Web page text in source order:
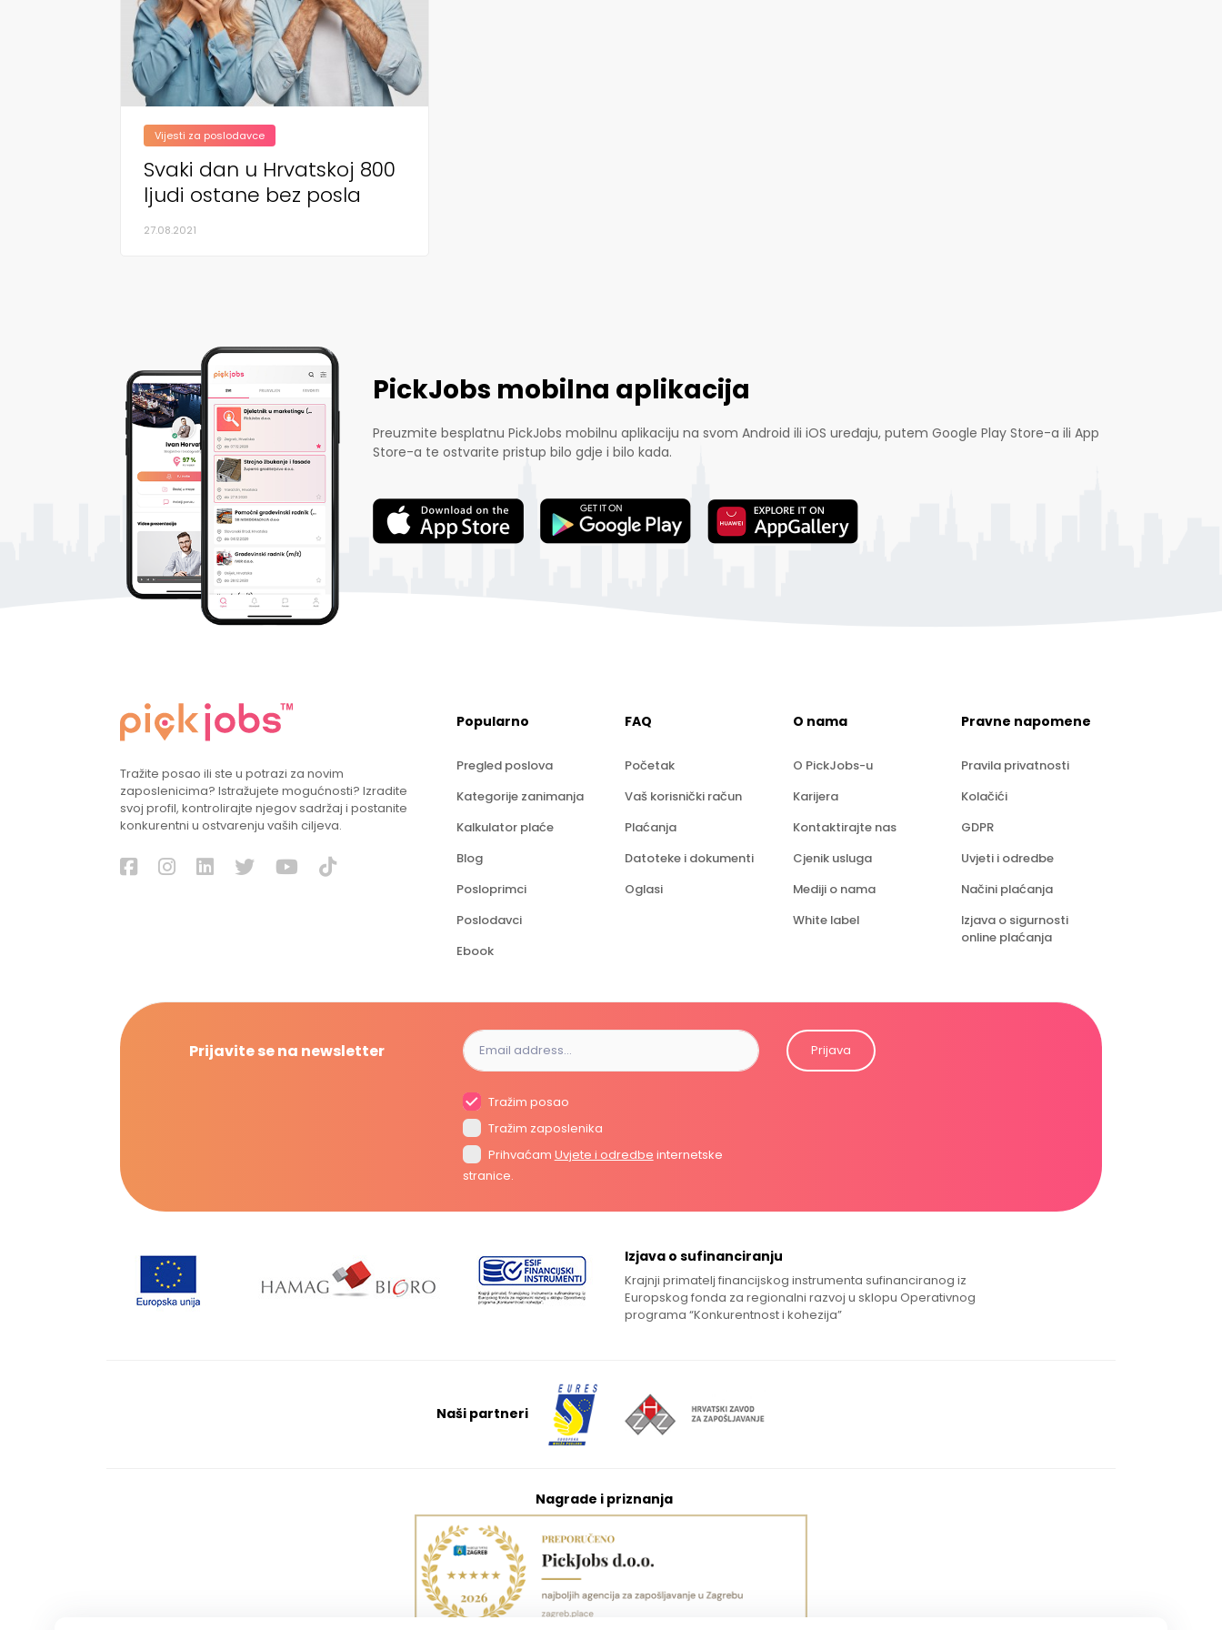
Vijesti za poslodavce
Svaki dan u Hrvatskoj 800
ljudi ostane bez posla
27.08.2021
PickJobs mobilna aplikacija
Preuzmite besplatnu PickJobs mobilnu aplikaciju na svom Android ili iOS uređaju, putem Google Play Store-a ili App
Store-a te ostvarite pristup bilo gdje i bilo kada.
Tražite posao ili ste u potrazi za novim
zaposlenicima? Istražujete mogućnosti? Izradite
svoj profil, kontrolirajte njegov sadržaj i postanite
konkurentni u ostvarenju vaših ciljeva.
Popularno
Pregled poslova
Kategorije zanimanja
Kalkulator plaće
Blog
Posloprimci
Poslodavci
Ebook
FAQ
Početak
Vaš korisnički račun
Plaćanja
Datoteke i dokumenti
Oglasi
O nama
O PickJobs-u
Karijera
Kontaktirajte nas
Cjenik usluga
Mediji o nama
White label
Pravne napomene
Pravila privatnosti
Kolačići
GDPR
Uvjeti i odredbe
Načini plaćanja
Izjava o sigurnosti
online plaćanja
Prijavite se na newsletter
Tražim posao
Tražim zaposlenika
Prihvaćam Uvjete i odredbe internetske
stranice.
Prijava
Izjava o sufinanciranju
Krajnji primatelj financijskog instrumenta sufinanciranog iz
Europskog fonda za regionalni razvoj u sklopu Operativnog
programa “Konkurentnost i kohezija”
Naši partneri
Nagrade i priznanja